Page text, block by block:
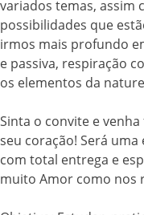
variados temas, assim
possibilidades que
irmos mais profundo
e passiva, respiração
os elementos da
Sinta o convite e
seu coração! Será
com total entrega e
muito Amor como nos